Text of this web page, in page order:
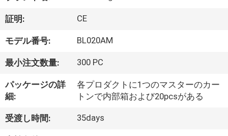
ク
ト
達
に
証明: CE
モデル番号: BL020AM
最小注文数量: 300 PC
パッケージの詳
細:
各プロダクトに1つのマスターのカー
トンで内部箱および20pcsがある
受渡し時間: 35days